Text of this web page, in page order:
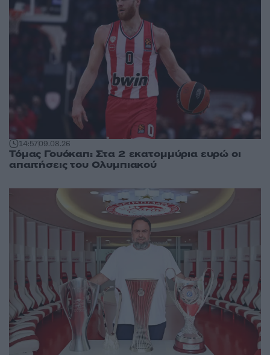
14:5709.08.26
Τόμας Γουόκαπ: Στα 2 εκατομμύρια ευρώ οι
απαιτήσεις του Ολυμπιακού